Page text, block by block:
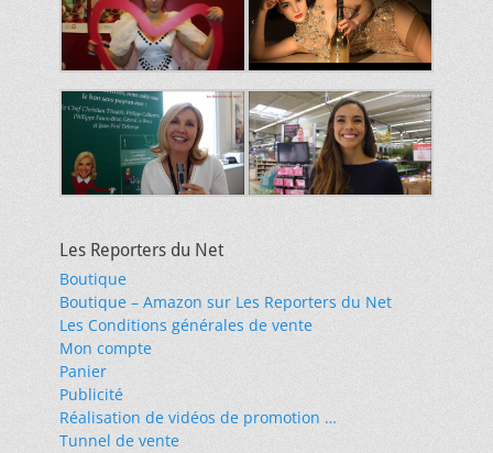
Les Reporters du Net
Boutique
Boutique – Amazon sur Les Reporters du Net
Les Conditions générales de vente
Mon compte
Panier
Publicité
Réalisation de vidéos de promotion …
Tunnel de vente